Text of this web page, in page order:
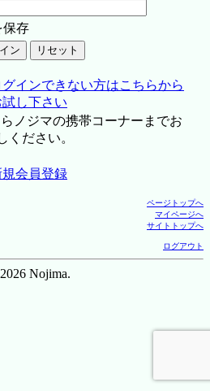
保存
インできない方はこちらから
試し下さい
ノジマの携帯コーナーまでお
ください。
規会員登録
ページトップへ
マイページへ
サイトトップへ
ログアウト
Nojima.